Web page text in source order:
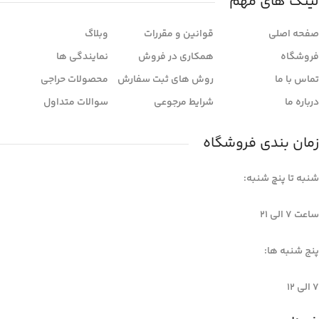
صفحه اصلی
فروشگاه
تماس با ما
درباره ما
قوانین و مقررات
همکاری در فروش
روش های ثبت سفارش
شرایط مرجوعی
وبلاگ
نمایندگی ها
محصولات حراجی
سوالات متداول
زمان بندی فروشگاه
شنبه تا پنچ شنبه:
ساعت 7 الی ۲۱
پنج شنبه ها:
7 الی 12